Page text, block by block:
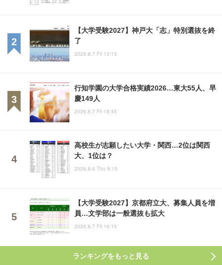
【大学受験2027】神戸大「志」特別選抜を終
了
2026.8.7 Fri 13:15
行知学園の大学合格実績2026…東大55人、早
慶149人
2026.8.7 Fri 18:45
高校生が志願したい大学・関西…2位は関西
大、1位は？
2026.8.6 Thu 9:15
【大学受験2027】京都府立大、募集人員を増
員…文学部は一般選抜も拡大
2026.8.7 Fri 16:15
ランキングをもっと見る